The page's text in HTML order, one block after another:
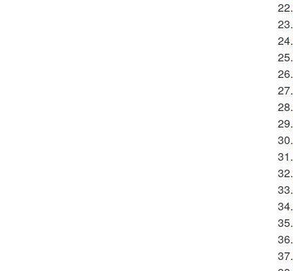
22.
23.
24.
25.
26.
27.
28.
29.
30.
31.
32.
33.
34.
35.
36.
37.